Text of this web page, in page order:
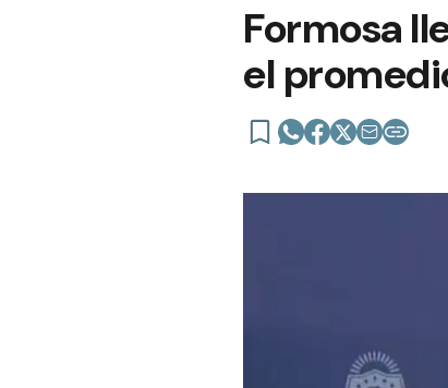
Formosa
el